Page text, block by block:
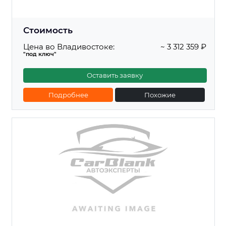
Стоимость
Цена во Владивостоке:
"под ключ"
~ 3 312 359 ₽
Оставить заявку
Подробнее Похожие